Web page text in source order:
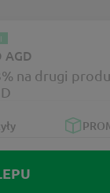
AGD
na drugi